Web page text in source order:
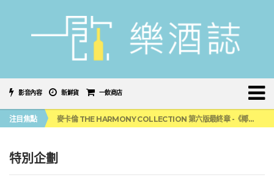
影音內容 新鮮貨 一飲商店
注目焦點
美國正式恢復蘇格蘭威士忌零關稅！烈酒產業再次迎來重磅利多
麥卡倫 THE HARMONY COLLECTION 第六版最終章 -《椰風煖韻》
角嗨尬炸物X爽快這一步，角瓶攜手頂呱呱 全新套餐限時登場
美國正式恢復蘇格蘭威士忌零關稅！烈酒產業再次迎來重磅利多
特別企劃